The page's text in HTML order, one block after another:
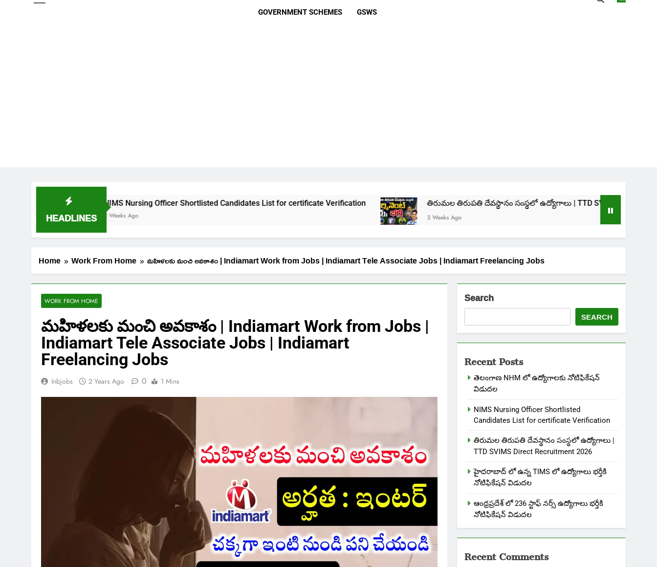
GOVERNMENT SCHEMES GSWS
HEADLINES
NIMS Nursing Officer Shortlisted Candidates List for certificate Verification
2 Weeks Ago
తిరుమల తిరుపతి దేవస్థానం సంస్థలో ఉద్యోగాలు | TTD SVIMS Direct Recruitment 2026
3 Weeks Ago
Home Work From Home మహిళలకు మంచి అవకాశం | Indiamart Work from Jobs | Indiamart Tele Associate Jobs | Indiamart Freelancing Jobs
WORK FROM HOME
మహిళలకు మంచి అవకాశం | Indiamart Work from Jobs |
Indiamart Tele Associate Jobs | Indiamart
Freelancing Jobs
Inbjobs 2 Years Ago 0 1 Mins
Search
SEARCH
Recent Posts
తెలంగాణ NHM లో ఉద్యోగాలకు నోటిఫికేషన్
విడుదల
NIMS Nursing Officer Shortlisted
Candidates List for certificate Verification
తిరుమల తిరుపతి దేవస్థానం సంస్థలో ఉద్యోగాలు |
TTD SVIMS Direct Recruitment 2026
హైదరాబాద్ లో ఉన్న TIMS లో ఉద్యోగాలు భర్తీకి
నోటిఫికేషన్ విడుదల
ఆంధ్రప్రదేశ్ లో 236 స్టాఫ్ నర్స్ ఉద్యోగాలు భర్తీకి
నోటిఫికేషన్ విడుదల
Recent Comments